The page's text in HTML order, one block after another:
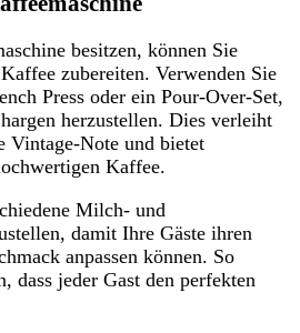
besitzen, können Sie
zubereiten. Verwenden Sie
Press oder ein Pour-Over-Set,
herzustellen. Dies verleiht
Vintage-Note und bietet
Kaffee.
Milch- und
damit Ihre Gäste ihren
anpassen können. So
dass jeder Gast den perfekten